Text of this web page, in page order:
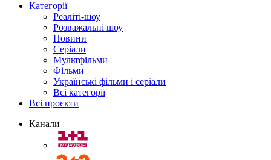
Категорії
Реаліті-шоу
Розважальні шоу
Новини
Серіали
Мультфільми
Фільми
Українські фільми і серіали
Всі категорії
Всі проєкти
Канали